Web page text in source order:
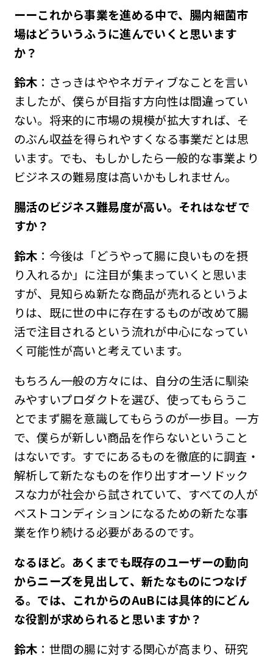
ーーこれから事業を進める中で、腸内細菌市
場はどういうふうに進んでいくと思います
か？
鈴木 ：さっきはややネガティブなことを言い
ましたが、僕らが目指す方向性は間違ってい
ない。将来的に市場の規模が拡大すれば、そ
のぶん収益を得られやすくなる事業だとは思
います。でも、もしかしたら一般的な事業より
ビジネスの難易度は高いかもしれません。
――腸活のビジネス難易度が高い。それはなぜで
すか？
鈴木 ：今後は「どうやって腸に良いものを摂
り入れるか」に注目が集まっていくと思いま
すが、見知らぬ新たな商品が売れるというよ
りは、既に世の中に存在するものが改めて腸
活で注目されるという流れが中心になってい
く可能性が高いと考えています。
もちろん一般の方々には、自分の生活に馴染
みやすいプロダクトを選び、使ってもらうこ
とでまず腸を意識してもらうのが一歩目。一方
で、僕らが新しい商品を作らないということ
はないです。すでにあるものを徹底的に調査・
解析して新たなものを作り出すオーソドック
スな力が社会から試されていて、すべての人が
ベストコンディションになるための新たな事
業を作り続ける必要があるのです。
――なるほど。あくまでも既存のユーザーの動向
からニーズを見出して、新たなものにつなげ
る。では、これからのAuBには具体的にどん
な役割が求められると思いますか？
鈴木 ：世間の腸に対する関心が高まり、研究